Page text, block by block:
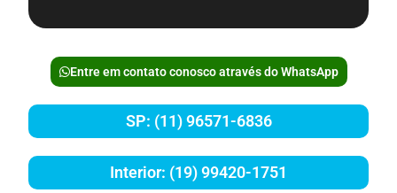
Entre em contato conosco através do WhatsApp
SP: (11) 96571-6836
Interior: (19) 99420-1751